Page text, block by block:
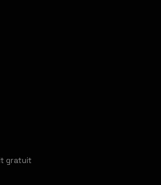
gratuit